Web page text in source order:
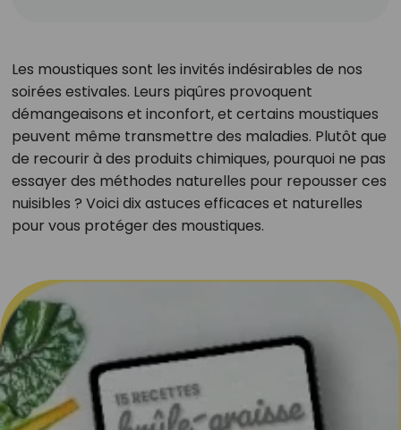
Les moustiques sont les invités indésirables de nos
soirées estivales. Leurs piqûres provoquent
démangeaisons et inconfort, et certains moustiques
peuvent même transmettre des maladies. Plutôt que
de recourir à des produits chimiques, pourquoi ne pas
essayer des méthodes naturelles pour repousser ces
nuisibles ? Voici dix astuces efficaces et naturelles
pour vous protéger des moustiques.